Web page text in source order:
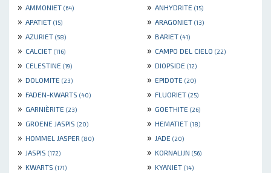
» AMMONIET (64) » ANHYDRITE (15)
» APATIET (15) » ARAGONIET (13)
» AZURIET (58) » BARIET (41)
» CALCIET (116) » CAMPO DEL CIELO (22)
» CELESTINE (19) » DIOPSIDE (12)
» DOLOMITE (23) » EPIDOTE (20)
» FADEN-KWARTS (40) » FLUORIET (25)
» GARNIÈRITE (23) » GOETHITE (26)
» GROENE JASPIS (20) » HEMATIET (18)
» HOMMEL JASPER (80) » JADE (20)
» JASPIS (172) » KORNALIJN (56)
» KWARTS (171) » KYANIET (14)